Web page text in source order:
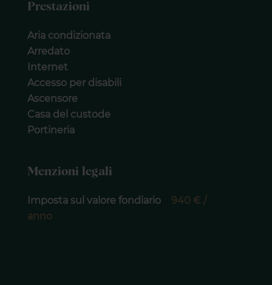
Prestazioni
Aria condizionata
Arredato
Internet
Accesso per disabili
Ascensore
Casa del custode
Portineria
Menzioni legali
Imposta sul valore fondiario
940 € /
anno